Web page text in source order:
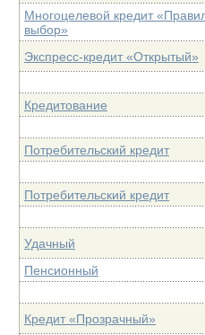
Многоцелевой кредит
выбор»
Экспресс-кредит «Открытый»
Кредитование
Потребительский кредит
Потребительский кредит
Удачный
Пенсионный
Кредит «Прозрачный»